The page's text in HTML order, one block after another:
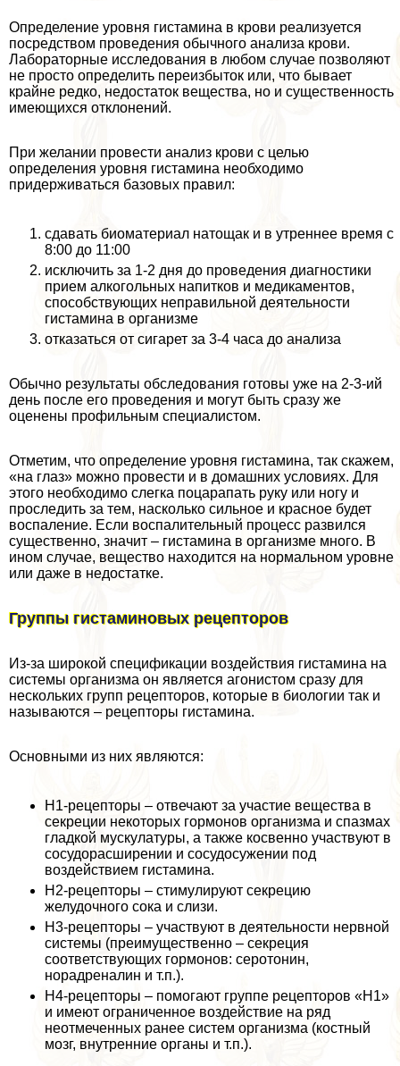
Определение уровня гистамина в крови реализуется
посредством проведения обычного анализа крови.
Лабораторные исследования в любом случае позволяют
не просто определить переизбыток или, что бывает
крайне редко, недостаток вещества, но и существенность
имеющихся отклонений.
При желании провести анализ крови с целью
определения уровня гистамина необходимо
придерживаться базовых правил:
сдавать биоматериал натощак и в утреннее время с
8:00 до 11:00
исключить за 1-2 дня до проведения диагностики
прием алкогольных напитков и медикаментов,
способствующих неправильной деятельности
гистамина в организме
отказаться от сигарет за 3-4 часа до анализа
Обычно результаты обследования готовы уже на 2-3-ий
день после его проведения и могут быть сразу же
оценены профильным специалистом.
Отметим, что определение уровня гистамина, так скажем,
«на глаз» можно провести и в домашних условиях. Для
этого необходимо слегка поцарапать руку или ногу и
проследить за тем, насколько сильное и красное будет
воспаление. Если воспалительный процесс развился
существенно, значит – гистамина в организме много. В
ином случае, вещество находится на нормальном уровне
или даже в недостатке.
Группы гистаминовых рецепторов
Из-за широкой спецификации воздействия гистамина на
системы организма он является агонистом сразу для
нескольких групп рецепторов, которые в биологии так и
называются – рецепторы гистамина.
Основными из них являются:
H1-рецепторы – отвечают за участие вещества в
секреции некоторых гормонов организма и спазмах
гладкой мускулатуры, а также косвенно участвуют в
сосудорасширении и сосудосужении под
воздействием гистамина.
H2-рецепторы – стимулируют секрецию
желудочного сока и слизи.
H3-рецепторы – участвуют в деятельности нервной
системы (преимущественно – секреция
соответствующих гормонов: серотонин,
норадреналин и т.п.).
H4-рецепторы – помогают группе рецепторов «H1»
и имеют ограниченное воздействие на ряд
неотмеченных ранее систем организма (костный
мозг, внутренние органы и т.п.).